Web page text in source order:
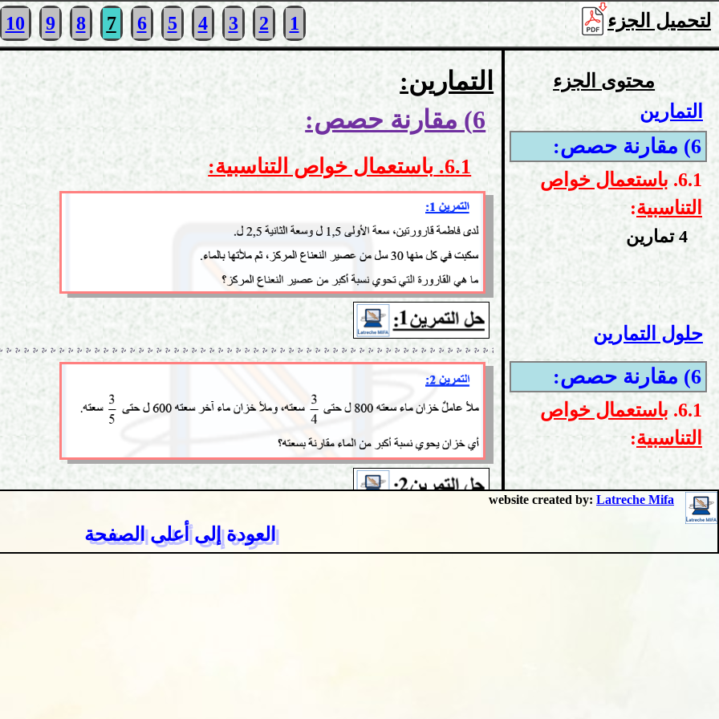
1 لتحميل الجزء 2
3
4
5
6
7
8
9
10
التمارين:
6) مقارنة حصص:
6.1. باستعمال خواص التناسبية:
محتوى الجزء
التمارين
6) مقارنة حصص:
6.1. باستعمال خواص
التناسبية:
حلول التمارين
6) مقارنة حصص:
6.1. باستعمال خواص
التناسبية:
العودة إلى الأعلى
website created by: Latreche Mifa
العودة إلى أعلى الصفحة